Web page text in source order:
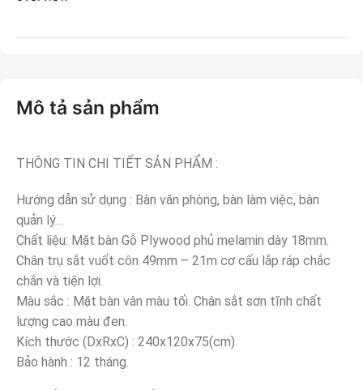
Mô tả sản phẩm
THÔNG TIN CHI TIẾT SẢN PHẨM :
Hướng dẫn sử dụng : Bàn văn phòng, bàn làm việc, bàn
quản lý…
Chất liệu: Mặt bàn Gỗ Plywood phủ melamin dày 18mm.
Chân trụ sắt vuốt côn 49mm – 21m cơ cấu lắp ráp chắc
chắn và tiện lợi.
Màu sắc : Mặt bàn vân màu tối. Chân sắt sơn tĩnh chất
lượng cao màu đen.
Kích thước (DxRxC) : 240x120x75(cm)
Bảo hành : 12 tháng.